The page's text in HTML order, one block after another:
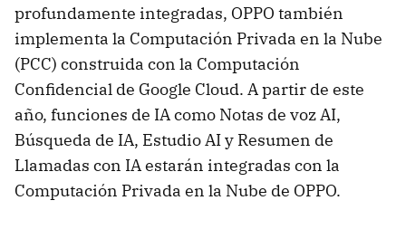
profundamente integradas, OPPO también
implementa la Computación Privada en la Nube
(PCC) construida con la Computación
Confidencial de Google Cloud. A partir de este
año, funciones de IA como Notas de voz AI,
Búsqueda de IA, Estudio AI y Resumen de
Llamadas con IA estarán integradas con la
Computación Privada en la Nube de OPPO.